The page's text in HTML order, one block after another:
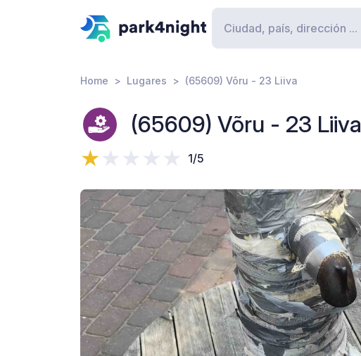
Home Lugares (65609) Võru - 23 Liiva
(65609) Võru - 23 Liiva
1/5